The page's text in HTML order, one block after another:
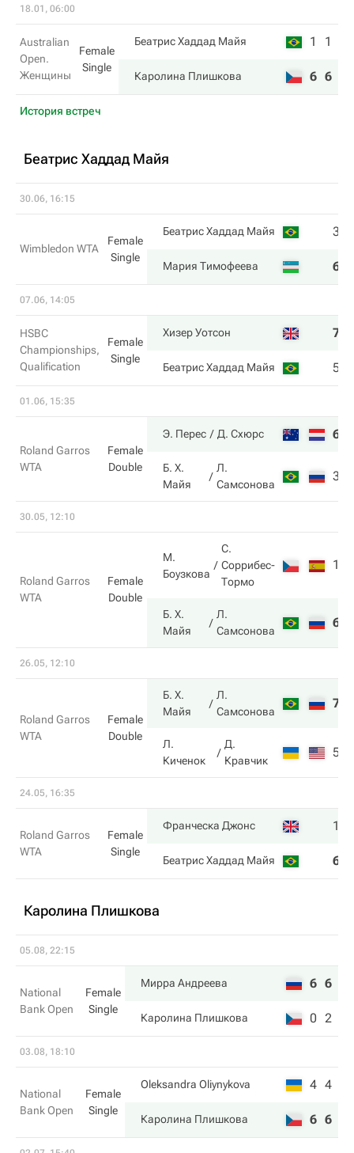
18.01, 06:00
Australian
Open.
Женщины
Female
Single
Беатрис Хаддад Майя 1 1
Каролина Плишкова 6 6
История встреч
Беатрис Хаддад Майя
30.06, 16:15
Wimbledon WTA
Female
Single
Беатрис Хаддад Майя 3
Мария Тимофеева 6
07.06, 14:05
HSBC
Championships,
Qualification
Female
Single
Хизер Уотсон 7
Беатрис Хаддад Майя 5
01.06, 15:35
Roland Garros
WTA
Female
Double
Э. Перес Д. Схюрс 6
Б. Х.
Майя
Л.
Самсонова
3
30.05, 12:10
Roland Garros
WTA
Female
Double
М.
Боузкова
С.
Соррибес-
Тормо
1
Б. Х.
Майя
Л.
Самсонова
6
26.05, 12:10
Roland Garros
WTA
Female
Double
Б. Х.
Майя
Л.
Самсонова
7
Л.
Киченок
Д.
Кравчик
5
24.05, 16:35
Roland Garros
WTA
Female
Single
Франческа Джонс 1
Беатрис Хаддад Майя 6
Каролина Плишкова
05.08, 22:15
National
Bank Open
Female
Single
Мирра Андреева 6 6
Каролина Плишкова 0 2
03.08, 18:10
National
Bank Open
Female
Single
Oleksandra Oliynykova 4 4
Каролина Плишкова 6 6